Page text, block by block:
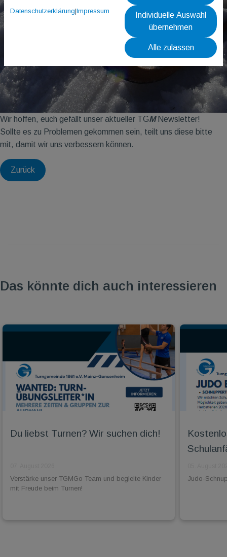
Zurück
Wir hoffen, euch gefällt unser aktueller TGMNewsletter!
Sollte es zu Problemen gekommen sein, teilt uns diese bitte
mit, damit wir uns verbessern können.
Das könnte dich auch interessieren
Du liebst Turnen? Wir suchen dich!
Verstärke unser TGMGo Team und begleite Kinder
mit Freude beim Turnen!
Judo-
Datenschutzerklärung|Impressum
Individuelle Auswahl
übernehmen
Alle zulassen